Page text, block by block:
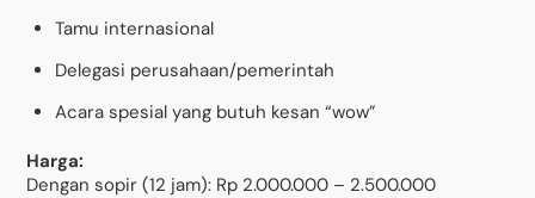
Tamu internasional
Delegasi perusahaan/pemerintah
Acara spesial yang butuh kesan “wow”
Harga:
Dengan sopir (12 jam): Rp 2.000.000 – 2.500.000